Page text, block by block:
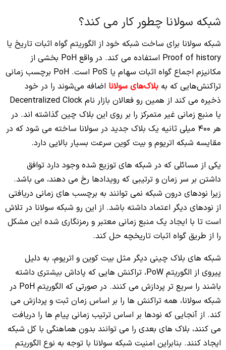
شبکه سولانا چطور کار می کند؟
شبکه سولانا برای ساخت شبکه خود از الگوریتم گواه اثبات تاریخ یا
Proof of history استفاده می کند. در واقع PoH بخشی از
مکانیزم اجماع گواه اثبات سهام یا PoS است. PoH برچسب زمانی
تراکنش‌هایی که به بلاک‌های سولانا اضافه می‌شوند را در خود
ذخیره می کند از همین رو فعالان بازار نام Decentralized Clock
یا منبع زمانی غیر متمرکز را بر روی این بلاک چین گذاشته اند. در
هر 400 میلی ثانیه یک بلاک جدید در سولانا ساخته می شود که در
مقایسه شبکه اتریوم و بیت کوین سرعت بسیار بالایی دارد.
یکی از مسائلی که در شبکه های توزیع شده وجود دارد توافق
داشتن بر سر زمان و ترتیبی که رویدادها رخ می دهند، می باشد.
زیرا نودهای درون شبکه نمی توانند به برچسب های زمانی دریافتی
از نودهای دیگر اعتماد داشته باشد. از این رو شبکه سولانا در تلاش
است تا با ایجاد یک منبع زمانی معتبر و رمزنگاری شده این مشکل
را از طریق گواه اثبات تاریخچه حل کند.
شبکه های بلاک چینی دیگر مثل بیت کوین و اتریوم، به دلیل
پیروی از الگوریتم PoW، تراکنش هایی که پاداش بیشتری داشته
باشند را سریع تر پردازش می کنند. در صورتی که الگوریتم PoH در
شبکه سولانا، همه تراکنش ها را بر اساس زمان ثبت و پردازش می
کند. از آنجایی که نودها بر اساس ترتیب زمانی پیام ها را دریافت
می کنند، بلاک های بعدی را می توانند بدون هماهنگی با کل شبکه
ایجاد کنند. بنابراین امنیت شبکه سولانا با توجه به نوع الگوریتم